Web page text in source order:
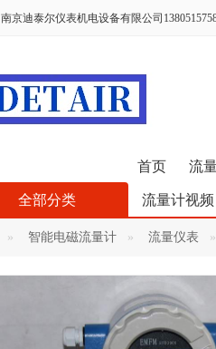
南京迪泰尔仪表机电设备有限公司
首页 流
流量计视频
全部分类
智能电磁流量计 流量仪表